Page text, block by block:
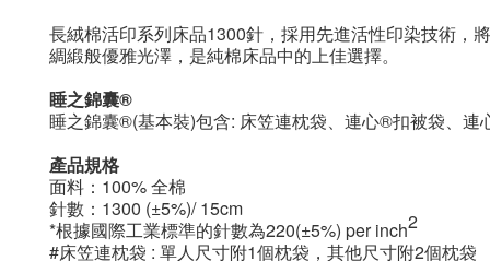
長絨棉活印系列床品1300針，採用先進活性印染技術，
綢緞般優雅光澤，是純棉床品中的上佳選擇。
睡之錦囊®
睡之錦囊®(基本裝)包含: 床笠連枕袋、連心®扣被袋、連
產品規格
面料：100% 全棉
針數：1300 (±5%)/ 15cm
*根據國際工業標準的針數為220(±5%) per inch2
#床笠連枕袋 : 單人尺寸附1個枕袋，其他尺寸附2個枕袋